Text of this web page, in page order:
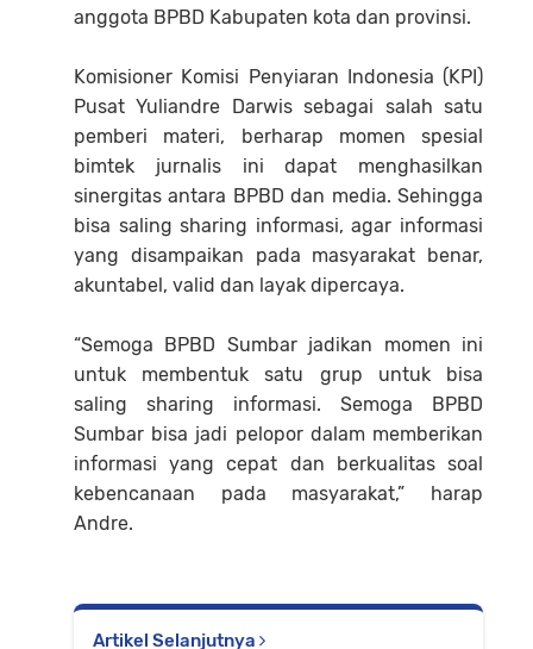
anggota BPBD Kabupaten kota dan provinsi.
Komisioner Komisi Penyiaran Indonesia (KPI)
Pusat Yuliandre Darwis sebagai salah satu
pemberi materi, berharap momen spesial
bimtek jurnalis ini dapat menghasilkan
sinergitas antara BPBD dan media. Sehingga
bisa saling sharing informasi, agar informasi
yang disampaikan pada masyarakat benar,
akuntabel, valid dan layak dipercaya.
“Semoga BPBD Sumbar jadikan momen ini
untuk membentuk satu grup untuk bisa
saling sharing informasi. Semoga BPBD
Sumbar bisa jadi pelopor dalam memberikan
informasi yang cepat dan berkualitas soal
kebencanaan pada masyarakat,” harap
Andre.
Artikel Selanjutnya